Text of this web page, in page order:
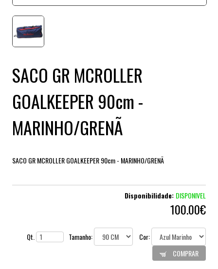
SACO GR MCROLLER
GOALKEEPER 90cm -
MARINHO/GRENÃ
SACO GR MCROLLER GOALKEEPER 90cm - MARINHO/GRENÃ
Disponibilidade: DISPONIVEL
100.00€
Qt. Tamanho:
Cor:
COMPRAR